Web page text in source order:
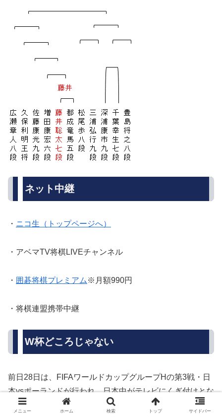
ネット中継
・ ニコ生（トップページへ）
・アベマTV将棋LIVEチャンネル
・ 囲碁将棋プレミアム ※月額990円
・将棋連盟携帯中継
W杯どころじゃない
前日28日は、FIFAワールドカップグループHの第3戦・日
本vsポーランドが行われ、日本中がテレビにくぎ付けとな
った。
メニュー ホーム 検索 トップ サイドバー